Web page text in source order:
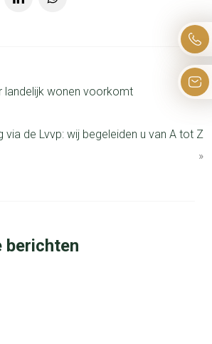
landelijk wonen voorkomt
via de Lvvp: wij begeleiden u van A tot Z
»
berichten